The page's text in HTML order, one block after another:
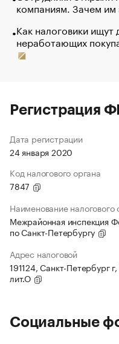
компаниям. Зачем им
Как налоговики ищут
неработающих
Регистрация
Дата регистрации
24 января 2020
Код налогового органа
7847
Наименование налогового
Межрайонная инспекция
по Санкт-Петербургу
Адрес налоговой
191124, Санкт-Петербург
лит.О
Социальные